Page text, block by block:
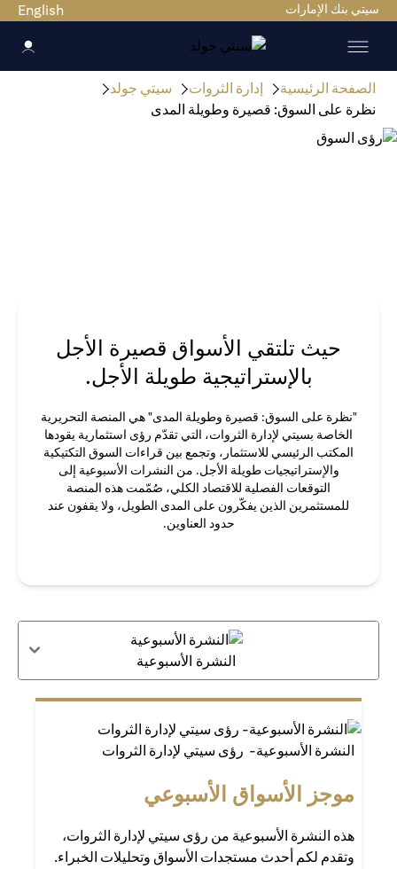
سيتي بنك الإمارات English
الصفحة الرئيسية إدارة الثروات
سيتي جولد
نظرة على السوق: قصيرة وطويلة المدى
حيث تلتقي الأسواق قصيرة الأجل
بالإستراتيجية طويلة الأجل.
"نظرة على السوق: قصيرة وطويلة المدى" هي المنصة التحريرية
الخاصة بسيتي لإدارة الثروات، التي تقدّم رؤى استثمارية يقودها
المكتب الرئيسي للاستثمار، وتجمع بين قراءات السوق التكتيكية
والإستراتيجيات طويلة الأجل. من النشرات الأسبوعية إلى
التوقعات الفصلية للاقتصاد الكلي، صُمّمت هذه المنصة
للمستثمرين الذين يفكّرون على المدى الطويل، ولا يقفون عند
حدود العناوين.
النشرة الأسبوعية
النشرة الأسبوعية- رؤى سيتي لإدارة الثروات
موجز الأسواق الأسبوعي
هذه النشرة الأسبوعية من رؤى سيتي لإدارة الثروات،
وتقدم لكم أحدث مستجدات الأسواق وتحليلات الخبراء.